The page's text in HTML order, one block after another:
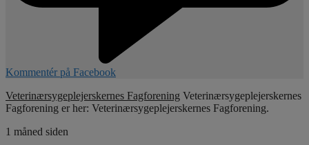
Kommentér på Facebook
Veterinærsygeplejerskernes Fagforening Veterinærsygeplejerskernes
Fagforening er her: Veterinærsygeplejerskernes Fagforening.
1 måned siden